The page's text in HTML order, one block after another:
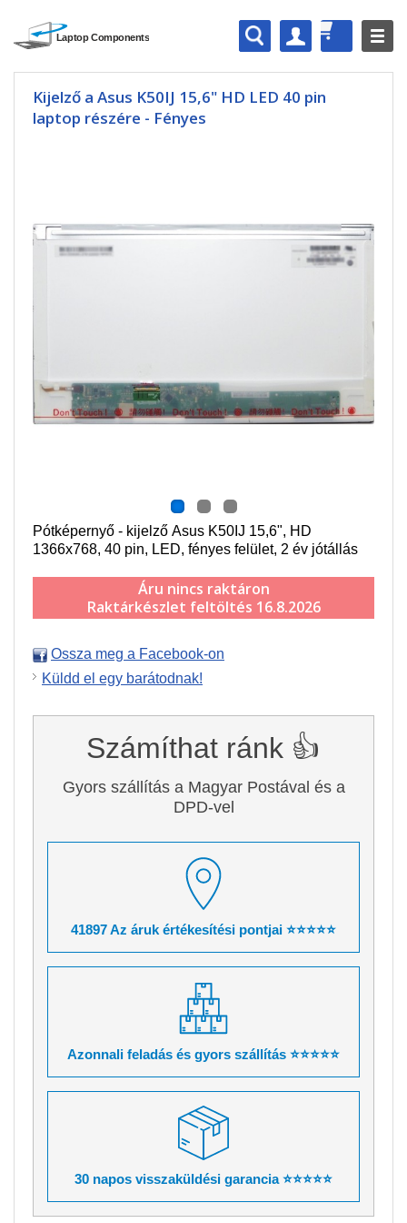
Kijelző a Asus K50IJ 15,6" HD LED 40 pin
laptop részére - Fényes
Pótképernyő - kijelző Asus K50IJ 15,6", HD
1366x768, 40 pin, LED, fényes felület, 2 év jótállás
Áru nincs raktáron
Raktárkészlet feltöltés 16.8.2026
Ossza meg a Facebook-on
Küldd el egy barátodnak!
Számíthat ránk 👍
Gyors szállítás a Magyar Postával és a
DPD-vel
41897 Az áruk értékesítési pontjai ⭐⭐⭐⭐⭐
Azonnali feladás és gyors szállítás ⭐⭐⭐⭐⭐
30 napos visszaküldési garancia ⭐⭐⭐⭐⭐